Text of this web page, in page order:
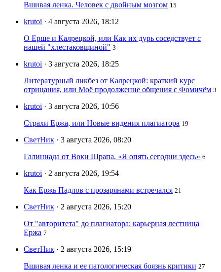
Вшивая ленка. Человек с двойным мозгом 15
krutoi · 4 августа 2026, 18:12
О Ерше и Калрецкой, или Как их дурь соседствует с
нашей "хлестаковщиной" 3
krutoi · 3 августа 2026, 18:25
Литературный ликбез от Калрецкой: краткий курс
отрицания, или Моё продолжение общения с Фомичём 3
krutoi · 3 августа 2026, 10:56
Страхи Ержа, или Новые видения плагиатора 19
СветНик · 3 августа 2026, 08:20
Галиниада от Воки Шрапа. «Я опять сегодни здесь» 6
krutoi · 2 августа 2026, 19:54
Как Ержь Падлов с прозарянами встречался 21
СветНик · 2 августа 2026, 15:20
От "авторитета" до плагиатора: карьерная лестница
Ержа 7
СветНик · 2 августа 2026, 15:19
Вшивая ленка и ее патологическая боязнь критики 27